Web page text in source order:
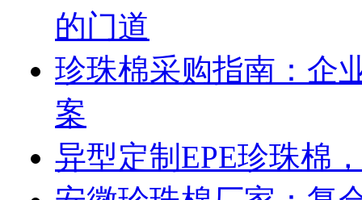
的门道
珍珠棉采购指南：企
案
异型定制EPE珍珠棉